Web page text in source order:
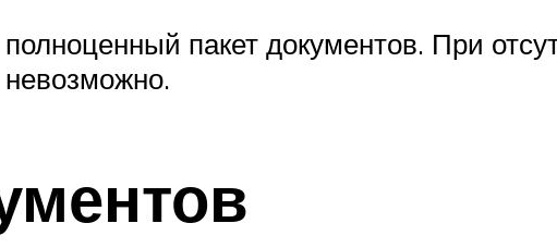
пакет документов. При